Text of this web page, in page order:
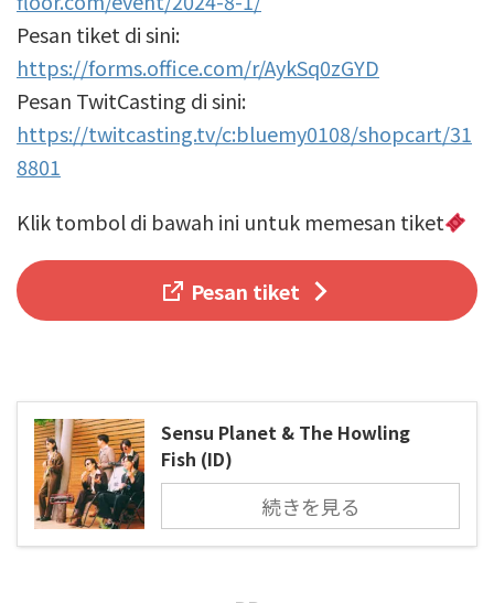
Pesan tiket di sini:
https://forms.office.com/r/AykSq0zGYD
Pesan TwitCasting di sini:
https://twitcasting.tv/c:bluemy0108/shopcart/31
8801
Klik tombol di bawah ini untuk memesan tiket
Pesan tiket
Sensu Planet & The Howling
Fish (ID)
続きを見る